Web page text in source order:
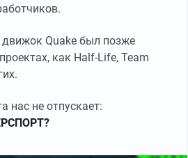
движок Quake был позже
как Half-Life, Team
нас не отпускает: